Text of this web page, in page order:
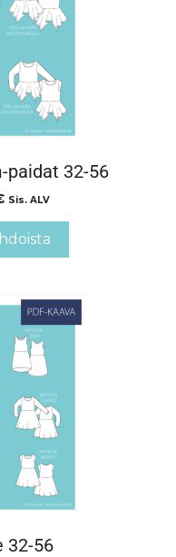
paidat 32-56
Sis. ALV
32-56